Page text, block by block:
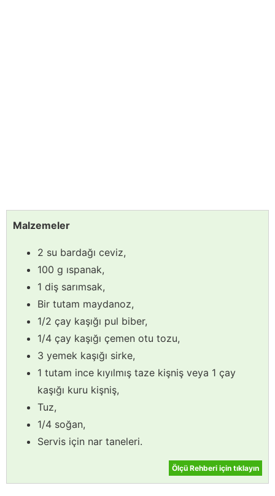
Malzemeler
2 su bardağı ceviz,
100 g ıspanak,
1 diş sarımsak,
Bir tutam maydanoz,
1/2 çay kaşığı pul biber,
1/4 çay kaşığı çemen otu tozu,
3 yemek kaşığı sirke,
1 tutam ince kıyılmış taze kişniş veya 1 çay
kaşığı kuru kişniş,
Tuz,
1/4 soğan,
Servis için nar taneleri.
Ölçü Rehberi için tıklayın